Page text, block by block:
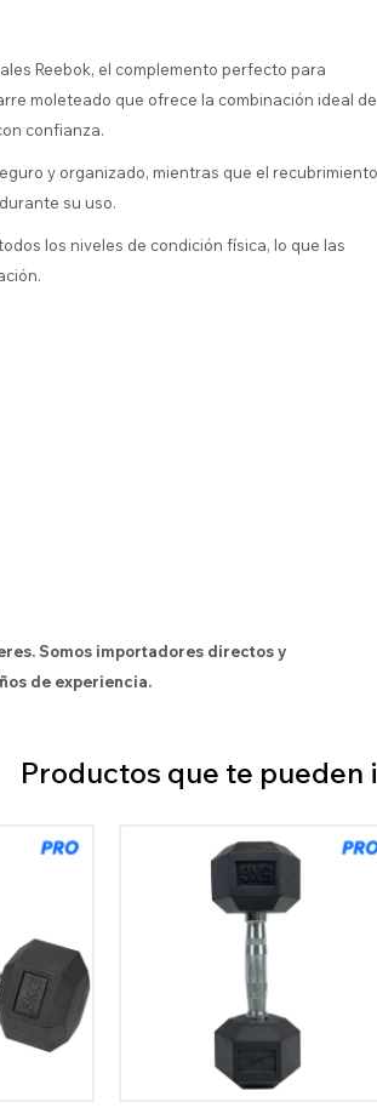
Reebok, el complemento perfecto para
moleteado que ofrece la combinación ideal de
confianza.
y organizado, mientras que el recubrimiento
su uso.
los niveles de condición física, lo que las
Somos importadores directos y
de experiencia.
Productos que te pueden